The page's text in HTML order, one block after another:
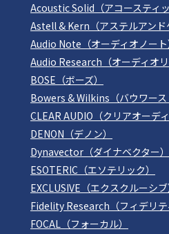
Acoustic Solid（アコースティッ
Astell & Kern（アステルアンド
Audio Note（オーディオノート
Audio Research（オーディオリ
BOSE（ボーズ）
Bowers & Wilkins（バウワース
CLEAR AUDIO（クリアオーディ
DENON（デノン）
Dynavector（ダイナベクター）
ESOTERIC（エソテリック）
EXCLUSIVE（エクスクルーシブ
Fidelity Research（フィデリテ
FOCAL（フォーカル）